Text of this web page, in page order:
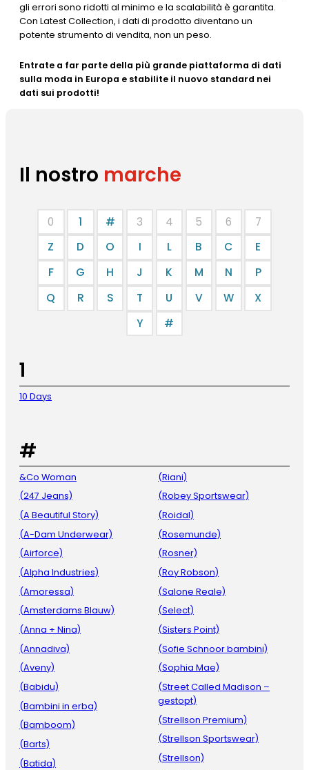
gli errori sono ridotti al minimo e la scalabilità è garantita.
Con Latest Collection, i dati di prodotto diventano un
potente strumento di vendita, non un peso.
Entrate a far parte della più grande piattaforma di dati
sulla moda in Europa e stabilite il nuovo standard nei
dati sui prodotti!
Il nostro marche
0 1 # 3 4 5 6
7
Z
D O I L B C
E
F
G H J K M N
P
Q
R S T U V W
X
Y
#
1
10 Days
#
&Co Woman
(247 Jeans)
(A Beautiful Story)
(A-Dam Underwear)
(Airforce)
(Alpha Industries)
(Amoressa)
(Amsterdams Blauw)
(Anna + Nina)
(Annadiva)
(Aveny)
(Babidu)
(Bambini in erba)
(Bamboom)
(Barts)
(Batida)
(Riani)
(Robey Sportswear)
(Roidal)
(Rosemunde)
(Rosner)
(Roy Robson)
(Salone Reale)
(Select)
(Sisters Point)
(Sofie Schnoor bambini)
(Sophia Mae)
(Street Called Madison –
gestopt)
(Strellson Premium)
(Strellson Sportswear)
(Strellson)